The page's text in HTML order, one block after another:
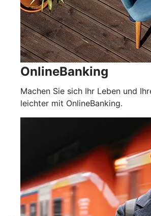
OnlineBanking
Machen Sie sich Ihr Leben und
leichter mit OnlineBanking.